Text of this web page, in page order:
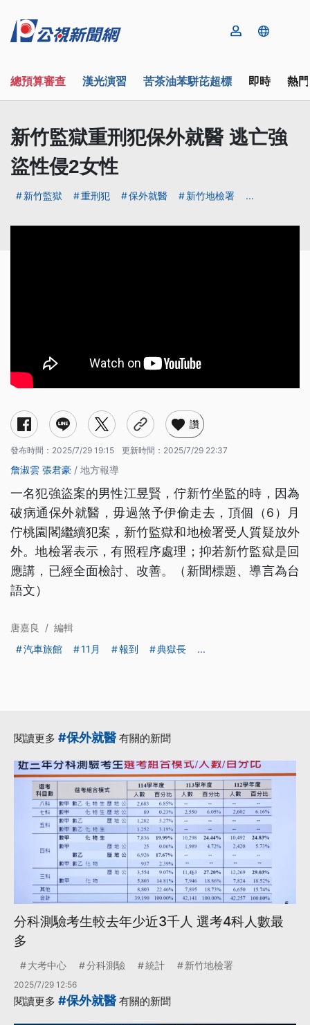
總預算審查 漢光演習 苦茶油苯駢芘超標 即時 熱
新竹監獄重刑犯保外就醫 逃亡強
盜性侵2女性
新竹監獄 重刑犯 保外就醫 新竹地檢署 ...
讚
發布時間： 2025/7/29 19:15 更新時間： 2025/7/29 22:37
詹淑雲 張君豪 / 地方報導
一名犯強盜案的男性江昱賢，佇新竹坐監的時，因為
破病通保外就醫，毋過煞予伊偷走去，頂個（6）月
佇桃園閣繼續犯案，新竹監獄和地檢署受人質疑放外
外。地檢署表示，有照程序處理；抑若新竹監獄是回
應講，已經全面檢討、改善。（新聞標題、導言為台
語文）
唐嘉良 / 編輯
汽車旅館
11月 報到 典獄長 ...
閱讀更多 #保外就醫 有關的新聞
分科測驗考生較去年少近3千人 選考4科人數最
多
大考中心 分科測驗 統計 新竹地檢署
2025/7/29 12:56
閱讀更多 #保外就醫 有關的新聞